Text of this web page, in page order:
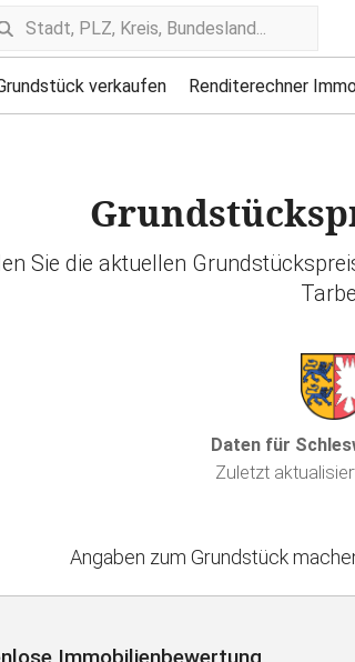
verkaufen Renditerechner
Sie die aktuellen
Daten für
Zuletzt
Angaben zum Grundstück